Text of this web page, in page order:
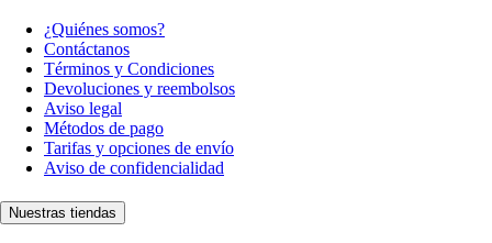
¿Quiénes somos?
Contáctanos
Términos y Condiciones
Devoluciones y reembolsos
Aviso legal
Métodos de pago
Tarifas y opciones de envío
Aviso de confidencialidad
Nuestras tiendas